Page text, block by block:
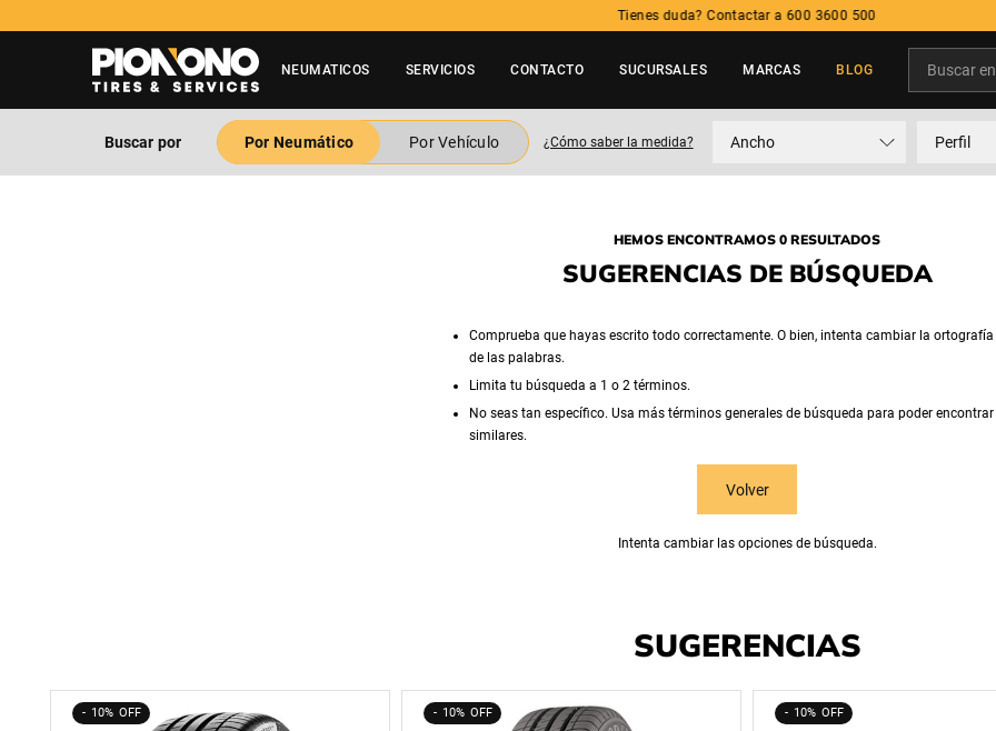
Tienes duda? Contactar a 600 3600 500
NEUMATICOS SERVICIOS CONTACTO SUCURSALES MARCAS BLOG
Buscar por Por Neumático Por Vehículo ¿Cómo saber la medida? Ancho Perfil
HEMOS ENCONTRAMOS 0 RESULTADOS
SUGERENCIAS DE BÚSQUEDA
Comprueba que hayas escrito todo correctamente. O bien, intenta cambiar la
de las palabras.
Limita tu búsqueda a 1 o 2 términos.
No seas tan específico. Usa más términos generales de búsqueda para poder
similares.
Volver
Intenta cambiar las opciones de búsqueda.
SUGERENCIAS
10% 10% 10%
TÉRMINOS MÁS BUSCADOS
. neumatico
235